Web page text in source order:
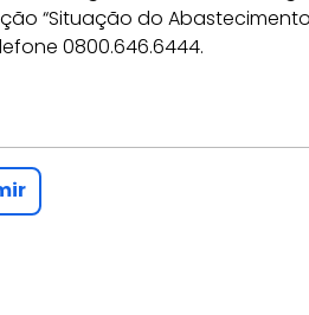
“Situação do
0800.646.6444.